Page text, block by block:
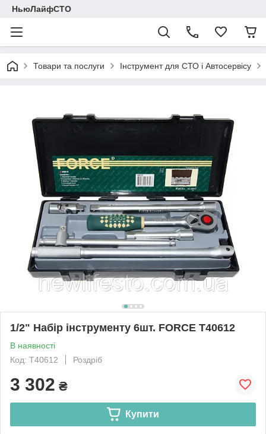
НьюЛайфСТО
Товари та послуги Інструмент для СТО і Автосервісу
1/2" Набір інструменту 6шт. FORCE T40612
В наявності
Код: T40612
Роздріб
3 302 ₴
Купити